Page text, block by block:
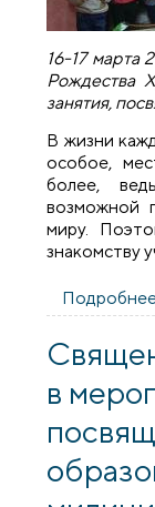
16-17 марта
Рождества
занятия,
В жизни
особое,
более,
возможной
миру.
знакомству
в